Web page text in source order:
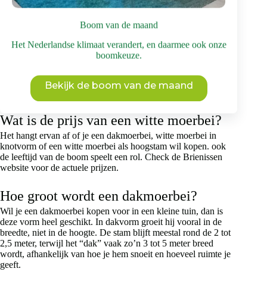
Boom van de maand
Het Nederlandse klimaat verandert, en daarmee ook onze
boomkeuze.
Bekijk de boom van de maand
Is een moerbei geschikt als dakboom?
vorm blijft de boom kleiner en beter beheersbaar, waardoor hij
goed past in een kleinere tuin en veel schaduw kan geven.
dakvorm blijft hij compact zolang je hem elk jaar goed
onderhoudt.
Wat is de prijs van een witte moerbei?
Het hangt ervan af of je een dakmoerbei, witte moerbei in
knotvorm of een witte moerbei als hoogstam wil kopen. ook
de leeftijd van de boom speelt een rol. Check de Brienissen
website voor de actuele prijzen.
Hoe groot wordt een dakmoerbei?
Wil je een dakmoerbei kopen voor in een kleine tuin, dan is
deze vorm heel geschikt. In dakvorm groeit hij vooral in de
breedte, niet in de hoogte. De stam blijft meestal rond de 2 tot
2,5 meter, terwijl het “dak” vaak zo’n 3 tot 5 meter breed
wordt, afhankelijk van hoe je hem snoeit en hoeveel ruimte je
geeft.